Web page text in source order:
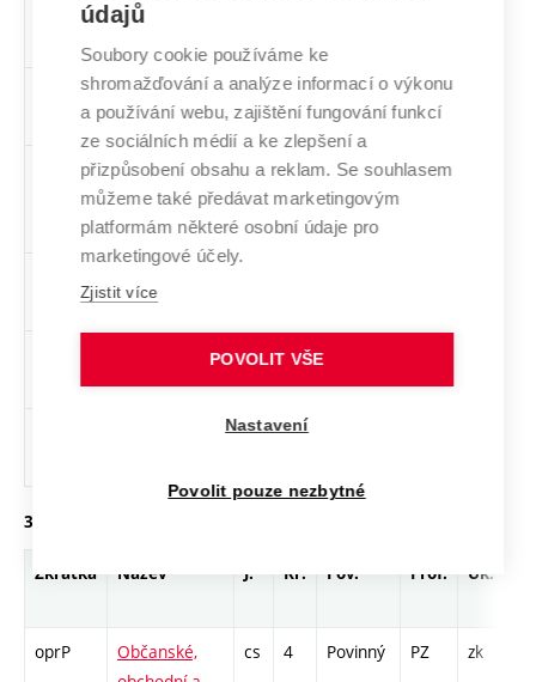
statistických
KepPD
Ekonomické
praktikum
cs 3 Volitelný -
VYF002
Francouzština
pro začátečníky
2
cs 2 Volitelný -
začátečníky 2
Němčina pro
začátečníky 2
cs 2
Španělština pro
cs 2
3. ročník, zimní semestr
Zkratka Název J. Kr. Pov. Prof. Uk.
oprP
Občanské,
cs 4 Povinný PZ zk
údajů
Soubory cookie používáme ke
shromažďování a analýze informací o výkonu
a používání webu, zajištění fungování funkcí
ze sociálních médií a ke zlepšení a
přizpůsobení obsahu a reklam. Se souhlasem
můžeme také předávat marketingovým
platformám některé osobní údaje pro
marketingové účely.
Zjistit více
POVOLIT VŠE
Nastavení
Povolit pouze nezbytné